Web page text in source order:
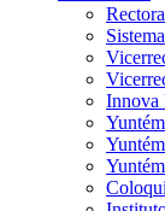
Innova